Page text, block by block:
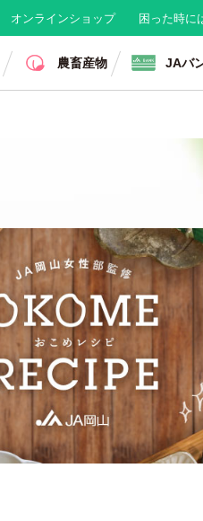
オンラインショップ 困った時に
農畜産物 JAバ